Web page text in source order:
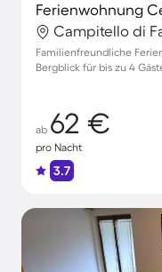
Ferienwohnung
Campitello di
Familienfreundliche
Bergblick für bis zu 4
ab 62 €
pro Nacht
3.7